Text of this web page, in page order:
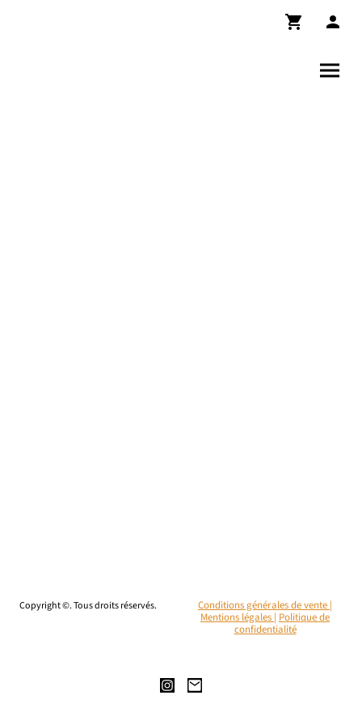
Copyright ©. Tous droits réservés.
Conditions générales de vente |
Mentions légales | Politique de
confidentialité